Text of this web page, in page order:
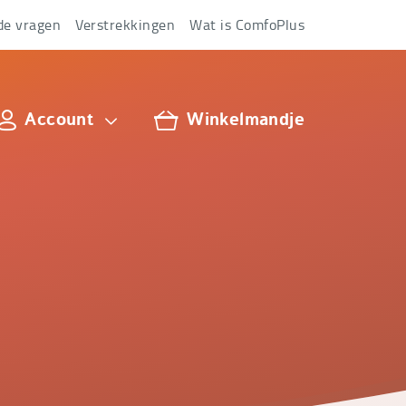
vragen Verstrekkingen Wat is ComfoPlus
Account Winkelmandje